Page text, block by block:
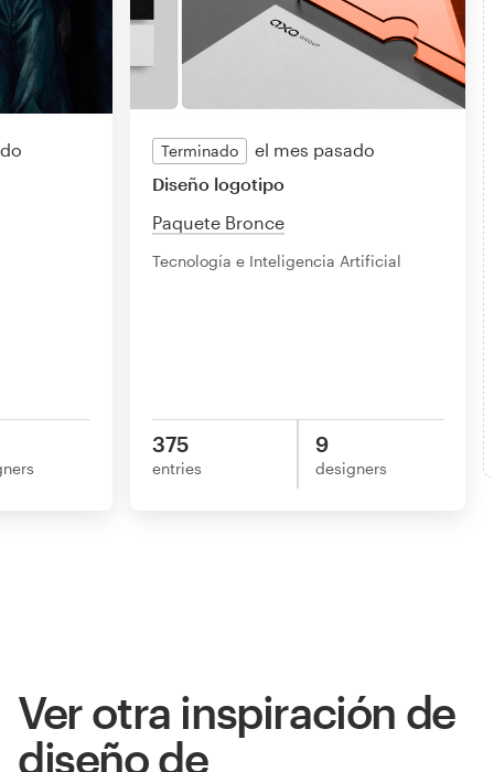
Terminado
el mes pasado
Diseño logotipo
Paquete Bronce
Tecnología e Inteligencia Artificial
375
entries
9
designers
Ver otra inspiración de
diseño de